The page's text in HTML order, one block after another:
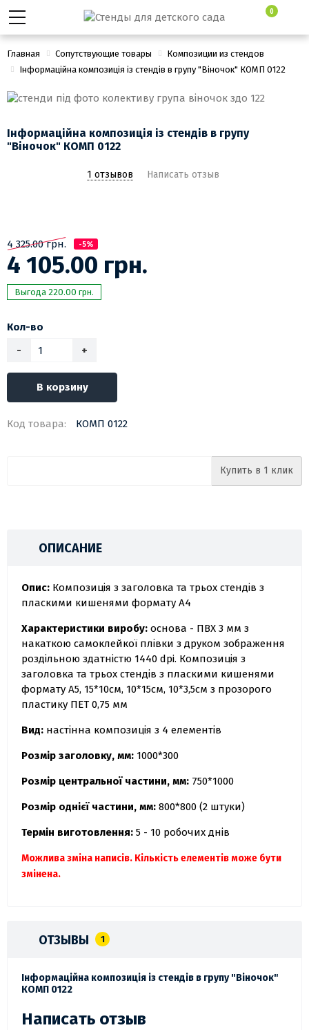
0
Главная Сопутствующие товары
Композиции из стендов
Інформаційна композиція із стендів в групу "Віночок" КОМП 0122
Інформаційна композиція із стендів в групу
"Віночок" КОМП 0122
1 отзывов Написать отзыв
4 325.00 грн. -5%
4 105.00 грн.
Выгода 220.00 грн.
Кол-во
-
+
В корзину
Код товара: КОМП 0122
Купить в 1 клик
ОПИСАНИЕ
Опис: Композиція з заголовка та трьох стендів з
пласкими кишенями формату А4
Характеристики виробу: основа - ПВХ 3 мм з
накаткою самоклейкої плівки з друком зображення
роздільною здатністю 1440 dpi. Композиція з
заголовка та трьох стендів з пласкими кишенями
формату А5, 15*10см, 10*15см, 10*3,5см з прозорого
пластику ПЕТ 0,75 мм
Вид: настінна композиція з 4 елементів
Розмір заголовку, мм: 1000*300
Розмір центральної частини, мм: 750*1000
Розмір однієї частини, мм: 800*800 (2 штуки)
Термін виготовлення: 5 - 10 робочих днів
Можлива зміна написів. Кількість елементів може бути
змінена.
ОТЗЫВЫ 1
Інформаційна композиція із стендів в групу "Віночок"
КОМП 0122
Написать отзыв